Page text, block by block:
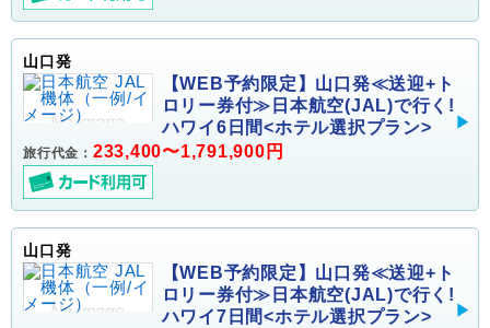
山口発
【WEB予約限定】山口発≪送迎+ト
ロリー券付≫日本航空(JAL)で行く!
ハワイ6日間<ホテル選択プラン>
旅行代金： 233,400〜1,791,900円
山口発
【WEB予約限定】山口発≪送迎+ト
ロリー券付≫日本航空(JAL)で行く!
ハワイ7日間<ホテル選択プラン>